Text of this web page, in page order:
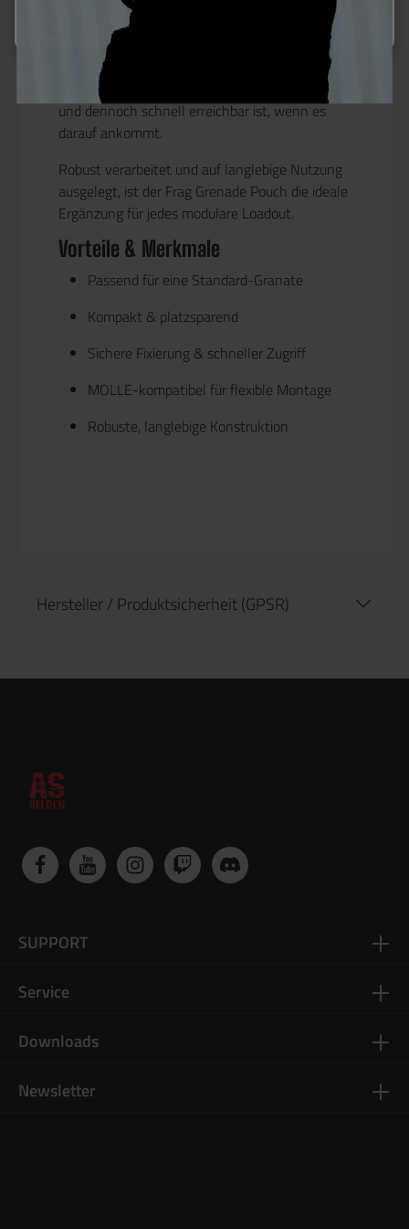
MOLLE-System
lässt sich der Pouch
stabil an Plattenträgern, Westen, Battle Belts
oder Rucksäcken befestigen. Der Verschluss
sorgt dafür, dass die Granate zuverlässig fixiert
und dennoch schnell erreichbar ist, wenn es
darauf ankommt.
Robust verarbeitet und auf langlebige Nutzung
ausgelegt, ist der Frag Grenade Pouch die ideale
Ergänzung für jedes modulare Loadout.
Vorteile & Merkmale
Passend für eine Standard-Granate
Kompakt & platzsparend
Sichere Fixierung & schneller Zugriff
MOLLE-kompatibel für flexible Montage
Robuste, langlebige Konstruktion
Hersteller / Produktsicherheit (GPSR)
Newsletter
SUPPORT
Service
Downloads